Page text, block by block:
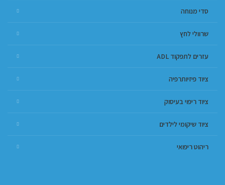
סדי מנוחה
שרוולי לחץ
עזרים לתפקוד ADL
ציוד פיזיותרפיה
ציוד ריפוי בעיסוק
ציוד שיקומי לילדים
ריהוט ריפואי